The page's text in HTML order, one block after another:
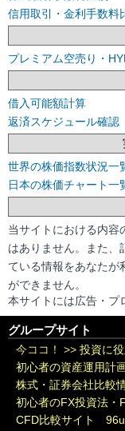
信用取引・金利手数料
プレミアム空売り・
借入可能額計算
返済スケジュール確認
世界の株価指数状況一
日本の株価チャート一
当サイトにおける内容
はありません。また、
ている情報をあなたが
ができません。
本サイトには広告・プ
グループサイト
今ココ！ >> 投資に
初心者の資産運用計
株式・証券会社比較
初心者のFX投資法・
CFD比較サイト